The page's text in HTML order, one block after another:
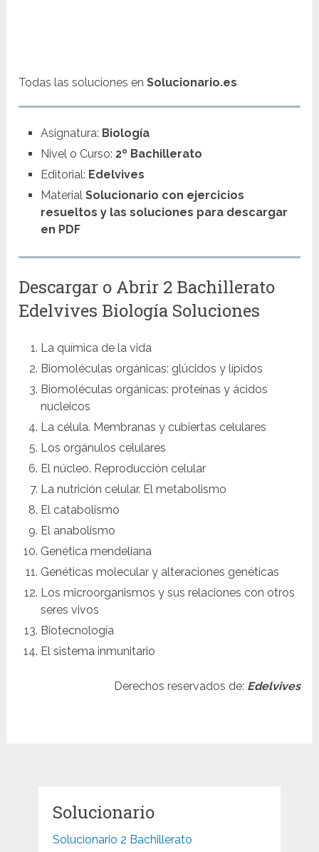
Todas las soluciones enSolucionario.es
Asignatura: Biología
Nivel o Curso: 2º Bachillerato
Editorial: Edelvives
Material Solucionario con ejercicios
resueltos y las soluciones para descargar
en PDF
Descargar o Abrir 2 Bachillerato
Edelvives Biología Soluciones
La química de la vida
Biomoléculas orgánicas: glúcidos y lípidos
Biomoléculas orgánicas: proteínas y ácidos
nucleicos
La célula. Membranas y cubiertas celulares
Los orgánulos celulares
El núcleo. Reproducción celular
La nutrición celular. El metabolismo
El catabolismo
El anabolismo
Genética mendeliana
Genéticas molecular y alteraciones genéticas
Los microorganismos y sus relaciones con otros
seres vivos
Biotecnología
El sistema inmunitario
Derechos reservados de: Edelvives
Solucionario
Solucionario 2 Bachillerato